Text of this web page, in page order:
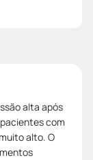
alta após
com
alto. O